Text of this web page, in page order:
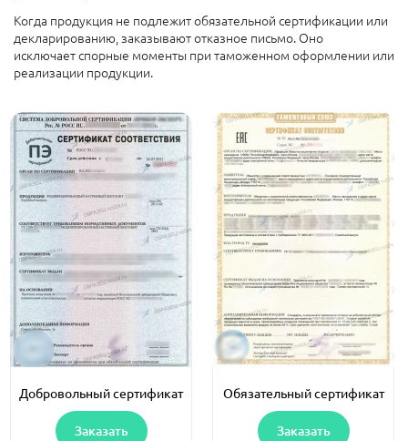
Когда продукция не подлежит обязательной сертификации или
декларированию , заказывают отказное письмо. Оно
исключает спорные моменты при таможенном оформлении или
реализации продукции.
Добровольный сертификат
Заказать
Обязательный сертификат
Заказать